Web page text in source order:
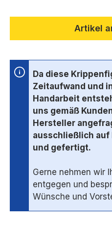
Artikel
Da diese
Zeitaufwand und
Handarbeit
uns gemäß
Hersteller
ausschließlich
und gefertigt.
Gerne nehmen wir
entgegen und
Wünsche und